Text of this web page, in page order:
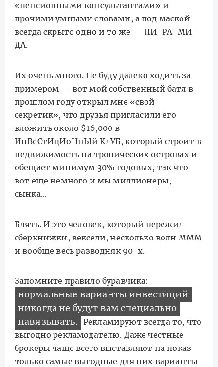
«пенсионными консультантами» и
прочими умными словами, а под маской
всегда скрыто одно и то же — ПИ-РА-МИ-
ДА.
Их очень много. Не буду далеко ходить за
примером — вот мой собственный батя в
прошлом году открыл мне «свой
секретик», что друзья пригласили его
вложить около $16,000 в
ИнВеСтИцИоНнЫй КлУБ, который строит в
недвижимость на тропических островах и
обещает минимум 30% годовых, так что
вот еще немного и мы миллионеры,
сынка...
Блять. И это человек, который пережил
сберкнижки, вексели, несколько волн МММ
и вообще весь разводняк 90-х.
Запомните правило буравчика:
нормальные варианты инвестиций
никогда не будут вам специально
навязывать. Рекламируют всегда то, что
выгодно рекламодателю. Даже честные
брокеры чаще всего выставляют на показ
только самые выгодные для них варианты